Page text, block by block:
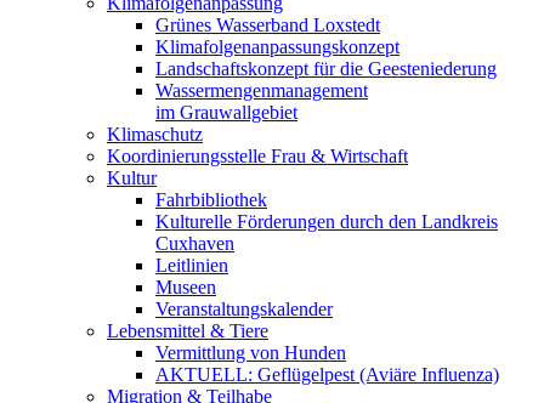
Grünes Wasserband Loxstedt
Klimafolgenanpassungskonzept
Landschaftskonzept für die Geesteniederung
Wassermengenmanagement
im Grauwallgebiet
Klimaschutz
Koordinierungsstelle Frau & Wirtschaft
Kultur
Fahrbibliothek
Kulturelle Förderungen durch den Landkreis
Cuxhaven
Leitlinien
Museen
Veranstaltungskalender
Lebensmittel & Tiere
Vermittlung von Hunden
AKTUELL: Geflügelpest (Aviäre Influenza)
Migration & Teilhabe